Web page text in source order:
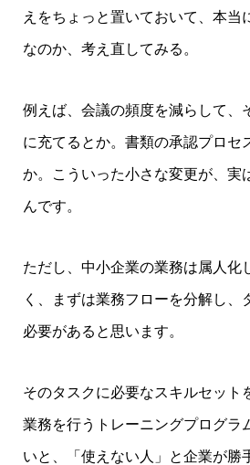
えをちょっと置いておいて、本当
なのか、考え直してみる。
例えば、会議の頻度を減らして、
に充てるとか。書類の承認プロセ
か。こういった小さな変更が、実
んです。
ただし、中小企業の業務は属人化
く、まずは業務フローを分解し、
必要があると思います。
そのタスクに必要なスキルセット
業務を行うトレーニングプログラ
いと、「使えない人」と企業が勝